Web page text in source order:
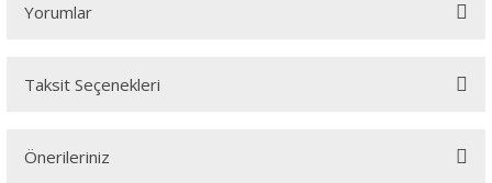
Yorumlar
Taksit Seçenekleri
Önerileriniz